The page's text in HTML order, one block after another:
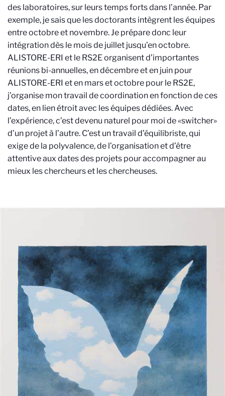
des laboratoires, sur leurs temps forts dans l’année. Par
exemple, je sais que les doctorants intègrent les équipes
entre octobre et novembre. Je prépare donc leur
intégration dès le mois de juillet jusqu’en octobre.
ALISTORE-ERI et le RS2E organisent d’importantes
réunions bi-annuelles, en décembre et en juin pour
ALISTORE-ERI et en mars et octobre pour le RS2E,
j’organise mon travail de coordination en fonction de ces
dates, en lien étroit avec les équipes dédiées. Avec
l’expérience, c’est devenu naturel pour moi de «switcher»
d’un projet à l’autre. C’est un travail d’équilibriste, qui
exige de la polyvalence, de l’organisation et d’être
attentive aux dates des projets pour accompagner au
mieux les chercheurs et les chercheuses.